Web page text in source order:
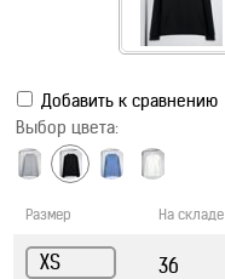
Добавить к сравнению
Выбор цвета:
Размер На складе
XS 36